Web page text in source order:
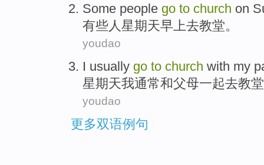
Some people go to church on
有些 人 星期天早上去教堂。
youdao
I usually go to church with my
星期天我通常和父母一起去教堂
youdao
更多双语例句